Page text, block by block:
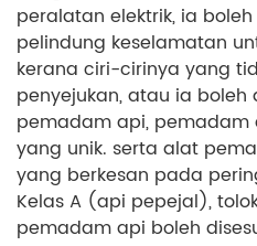
peralatan elektrik, ia
pelindung keselamatan
kerana ciri-cirinya yang
penyejukan, atau ia
pemadam api,
yang unik. serta alat
yang berkesan pada
Kelas A (api pepejal),
pemadam api boleh